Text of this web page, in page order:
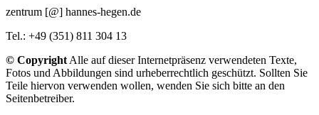
zentrum [@] hannes-hegen.de
Tel.: +49 (351) 811 304 13
© Copyright Alle auf dieser Internetpräsenz verwendeten Texte,
Fotos und Abbildungen sind urheberrechtlich geschützt. Sollten Sie
Teile hiervon verwenden wollen, wenden Sie sich bitte an den
Seitenbetreiber.